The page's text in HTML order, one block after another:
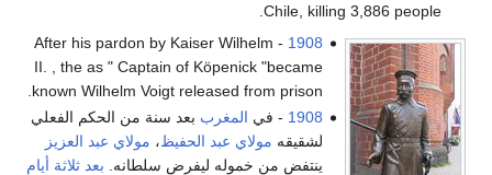
Chile, killing 3,886 people.
1908
- After his pardon by Kaiser Wilhelm
II. , the as " Captain of Köpenick "became
known Wilhelm Voigt released from prison.
1908 - في المغرب بعد سنة من الحكم الفعلي
لشقيقه مولاي عبد الحفيظ، مولاي عبد العزيز
ينتفض من خموله ليفرض سلطانه. بعد ثلاثة أيام